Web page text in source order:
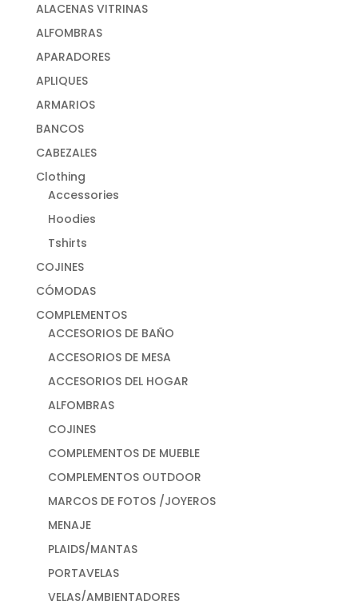
ALACENAS VITRINAS
ALFOMBRAS
APARADORES
APLIQUES
ARMARIOS
BANCOS
CABEZALES
Clothing
Accessories
Hoodies
Tshirts
COJINES
CÓMODAS
COMPLEMENTOS
ACCESORIOS DE BAÑO
ACCESORIOS DE MESA
ACCESORIOS DEL HOGAR
ALFOMBRAS
COJINES
COMPLEMENTOS DE MUEBLE
COMPLEMENTOS OUTDOOR
MARCOS DE FOTOS /JOYEROS
MENAJE
PLAIDS/MANTAS
PORTAVELAS
VELAS/AMBIENTADORES